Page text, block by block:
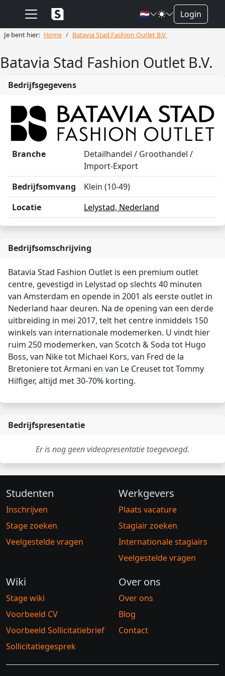
🇳🇱 Login
Je bent hier: Home Batavia Stad Fashion Outlet B.V.
Batavia Stad Fashion Outlet B.V.
Bedrijfsgegevens
Branche
Detailhandel / Groothandel /
Import-Export
Bedrijfsomvang
Klein (10-49)
Locatie
Lelystad, Nederland
Bedrijfsomschrijving
Batavia Stad Fashion Outlet is een premium outlet
centre, gevestigd in Lelystad op slechts 40 minuten
van Amsterdam en opende in 2001 als eerste outlet in
Nederland haar deuren. Na de opening van een derde
uitbreiding in mei 2017, telt het centre inmiddels 150
winkels van internationale modemerken. U vindt hier
ruim 250 modemerken, van Scotch & Soda tot Hugo
Boss, van Nike tot Michael Kors, van Fred de la
Bretoniere tot Armani en van Le Creuset tot Tommy
Hilfiger, altijd met 30-70% korting.
Bedrijfspresentatie
Er is nog geen videopresentatie toegevoegd.
Studenten
Inschrijven
Stage zoeken
Veelgestelde vragen
Werkgevers
Plaats vacature
Stagiair zoeken
Internationale stagiairs
Veelgestelde vragen
Wiki
Stage wiki
Voorbeeld CV
Voorbeeld Sollicitatiebrief
Sollicitatiegesprek
Over ons
Over ons
Blog
Contact